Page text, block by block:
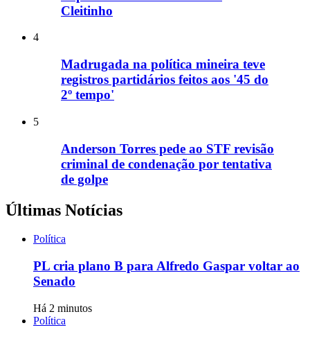
Cleitinho
4
Madrugada na política mineira teve
registros partidários feitos aos '45 do
2º tempo'
5
Anderson Torres pede ao STF revisão
criminal de condenação por tentativa
de golpe
Últimas Notícias
Política
PL cria plano B para Alfredo Gaspar voltar ao
Senado
Há 2 minutos
Política